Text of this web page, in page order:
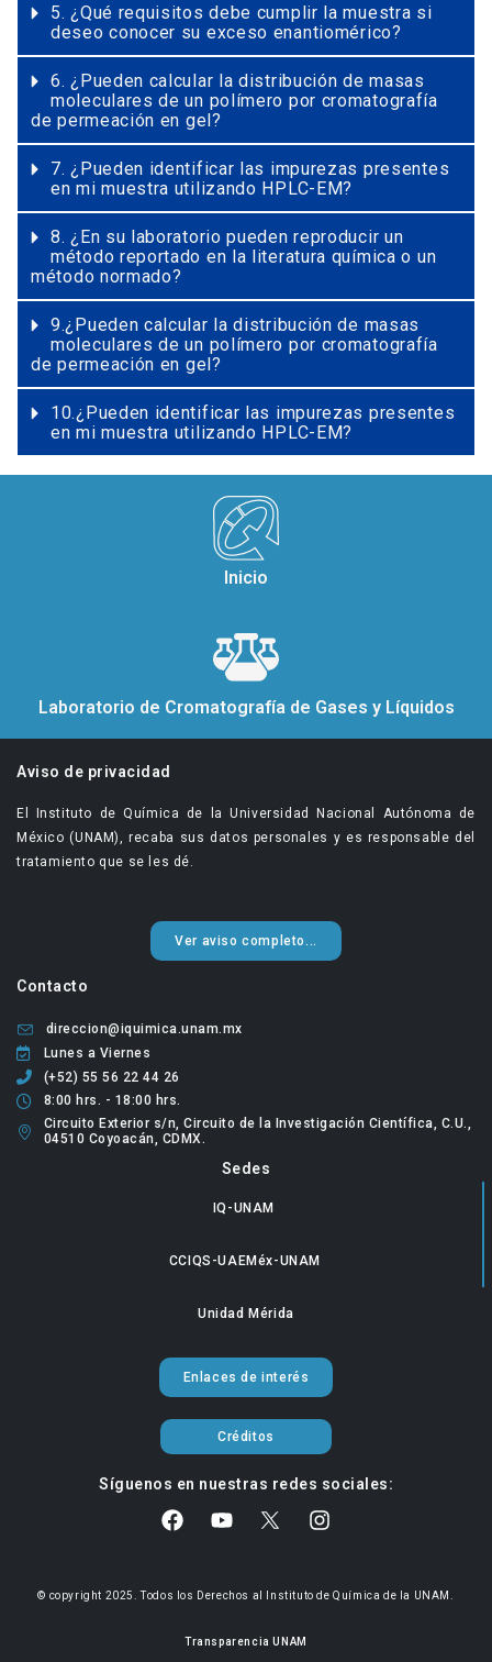
5. ¿Qué requisitos debe cumplir la muestra si
deseo conocer su exceso enantiomérico?
6. ¿Pueden calcular la distribución de masas
moleculares de un polímero por cromatografía
de permeación en gel?
7. ¿Pueden identificar las impurezas presentes
en mi muestra utilizando HPLC-EM?
8. ¿En su laboratorio pueden reproducir un
método reportado en la literatura química o un
método normado?
9.¿Pueden calcular la distribución de masas
moleculares de un polímero por cromatografía
de permeación en gel?
10.¿Pueden identificar las impurezas presentes
en mi muestra utilizando HPLC-EM?
Inicio
Laboratorio de Cromatografía de Gases y Líquidos
Aviso de privacidad
El Instituto de Química de la Universidad Nacional Autónoma de
México (UNAM), recaba sus datos personales y es responsable del
tratamiento que se les dé.
Ver aviso completo...
Contacto
direccion@iquimica.unam.mx
Lunes a Viernes
(+52) 55 56 22 44 26
8:00 hrs. - 18:00 hrs.
Circuito Exterior s/n, Circuito de la Investigación Científica, C.U.,
04510 Coyoacán, CDMX.
Sedes
IQ-UNAM
CCIQS-UAEMéx-UNAM
Unidad Mérida
Enlaces de interés
Créditos
Síguenos en nuestras redes sociales:
© copyright 2025. Todos los Derechos al Instituto de Química de la UNAM.
Transparencia UNAM